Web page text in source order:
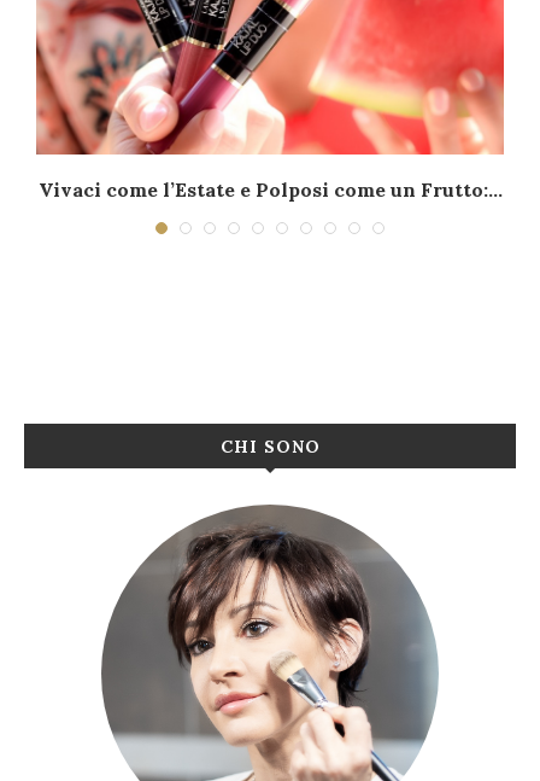
Vivaci come l’Estate e Polposi come un Frutto:...
CHI SONO